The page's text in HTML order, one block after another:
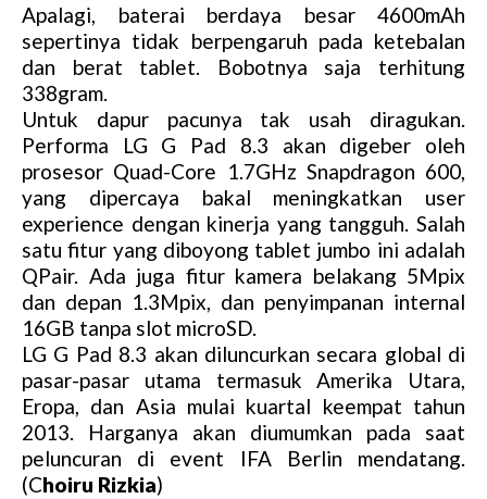
Apalagi, baterai berdaya besar 4600mAh
sepertinya tidak berpengaruh pada ketebalan
dan berat tablet. Bobotnya saja terhitung
338gram.
Untuk dapur pacunya tak usah diragukan.
Performa LG G Pad 8.3 akan digeber oleh
prosesor Quad-Core 1.7GHz Snapdragon 600,
yang dipercaya bakal meningkatkan user
experience dengan kinerja yang tangguh. Salah
satu fitur yang diboyong tablet jumbo ini adalah
QPair. Ada juga fitur kamera belakang 5Mpix
dan depan 1.3Mpix, dan penyimpanan internal
16GB tanpa slot microSD.
LG G Pad 8.3 akan diluncurkan secara global di
pasar-pasar utama termasuk Amerika Utara,
Eropa, dan Asia mulai kuartal keempat tahun
2013. Harganya akan diumumkan pada saat
peluncuran di event IFA Berlin mendatang.
(Choiru Rizkia)